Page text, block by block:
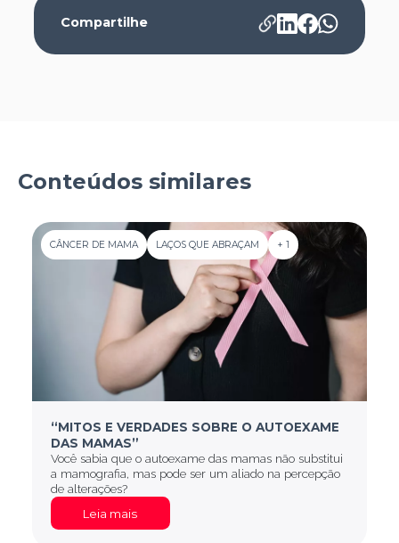
Compartilhe
Conteúdos similares
CÂNCER DE MAMA LAÇOS QUE ABRAÇAM + 1
“MITOS E VERDADES SOBRE O AUTOEXAME
DAS MAMAS”
Você sabia que o autoexame das mamas não substitui
a mamografia, mas pode ser um aliado na percepção
de alterações?
Leia mais